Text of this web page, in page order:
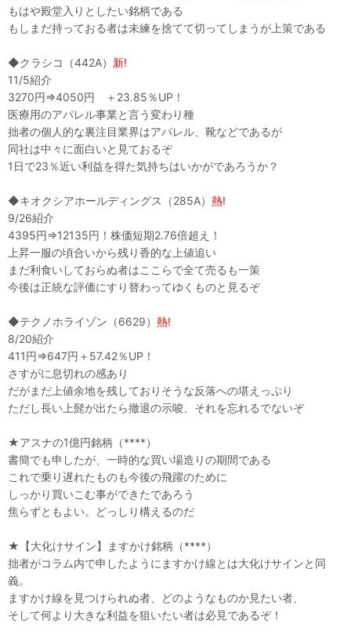
もはや殿堂入りとしたい銘柄である
もしまだ持っておる者は未練を捨てて切ってしまうが上策である
◆クラシコ（442A） 新!
11/5紹介
3270円⇒4050円 ＋23.85％UP！
医療用のアパレル事業と言う変わり種
拙者の個人的な裏注目業界はアパレル、靴などであるが
同社は中々に面白いと見ておるぞ
1日で23％近い利益を得た気持ちはいかがであろうか？
◆キオクシアホールディングス（285A） 熱!
9/26紹介
4395円⇒12135円！株価短期2.76倍超え！
上昇一服の頃合いから残り香的な上値追い
まだ利食いしておらぬ者はここらで全て売るも一策
今後は正統な評価にすり替わってゆくものと見るぞ
◆テクノホライゾン（6629） 熱!
8/20紹介
411円⇒647円＋57.42％UP！
さすがに息切れの感あり
だがまだ上値余地を残しておりそうな反落への堪えっぷり
ただし長い上髭が出たら撤退の示唆、それを忘れるでないぞ
★アスナの1億円銘柄（****）
書簡でも申したが、一時的な買い場造りの期間である
これで乗り遅れたものも今後の飛躍のために
しっかり買いこむ事ができたであろう
焦らずともよい。どっしり構えるのだ
★【大化けサイン】ますかけ銘柄（****）
拙者がコラム内で申したようにますかけ線とは大化けサインと同
義。
ますかけ線を見つけられぬ者、どのようなものか見たい者、
そして何より大きな利益を狙いたい者は必見であるぞ！